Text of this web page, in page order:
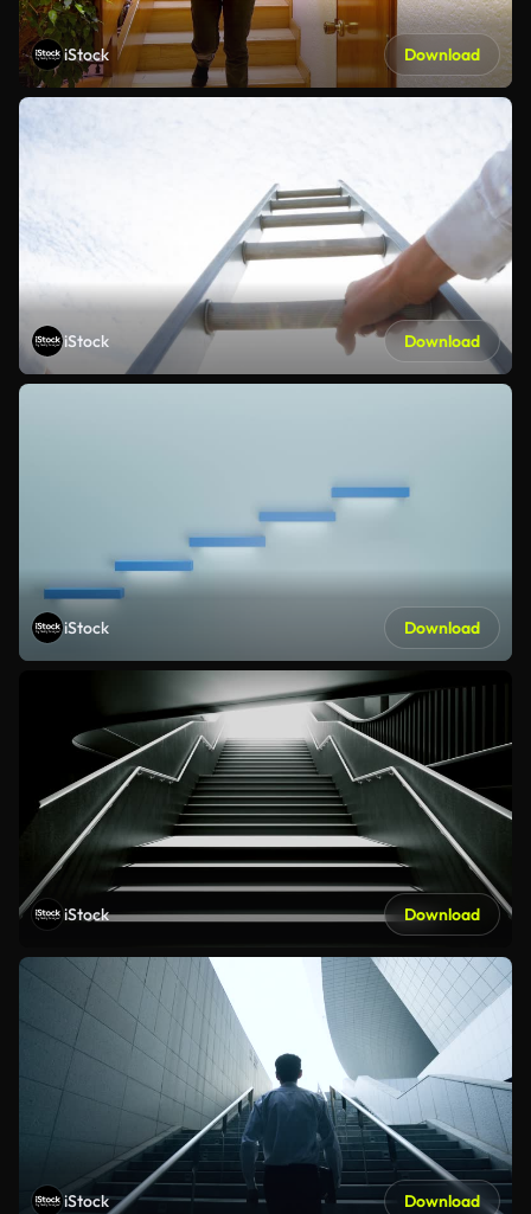
iStock Download
iStock Download
iStock Download
iStock Download
iStock Download